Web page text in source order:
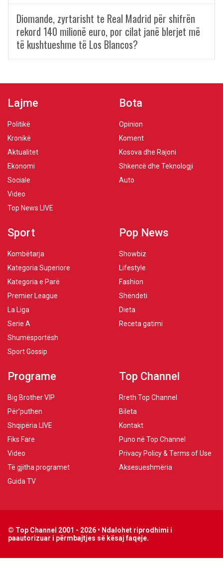
Diomande, zyrtarisht te Real Madrid për shifrën
rekord 140 milionë euro, por cilat janë blerjet më
të kushtueshme të Los Blancos?
Lajme
Politikë
Kronikë
Aktualitet
Ekonomi
Sociale
Video
Top News LIVE
Bota
Opinion
Koment
Kosova dhe Rajoni
Shkencë dhe Teknologji
Auto
Sport
Kombëtarja
Kategoria Superiore
Kategoria e Parë
Premier League
La Liga
Serie A
Shumësportësh
Sport Gossip
Pop News
Showbiz
Lifestyle
Fashion
Shëndeti
Dieta
Receta gatimi
Programe
Big Brother VIP
Për’puthen
Shqipëria LIVE
Fiks Fare
Video
Të gjitha programet
Guida TV
Top Channel
Rreth Top Channel
Bileta
Kontakt
Puno në Top Channel
Privacy Policy & Terms of Use
Aksesueshmëria
© Top Channel 2001 - 2026 • Ndalohet riprodhimi i
paautorizuar i përmbajtjes së kësaj faqeje.